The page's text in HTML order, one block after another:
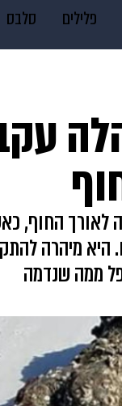
פלילים סלבס
ויוה משפט
לאורך החוף,
היא מיהרה
ממה שנדמה